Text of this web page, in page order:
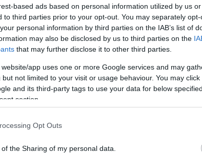
based ads based on personal information utilized by us
to third parties prior to your opt-out. You may separately
personal information by third parties on the IAB’s list of
may also be disclosed by us to third parties on the
that may further disclose it to other third parties.
app uses one or more Google services and may
not limited to your visit or usage behaviour. You may
and its third-party tags to use your data for below
section.
Opt Outs
the Sharing of my personal data.